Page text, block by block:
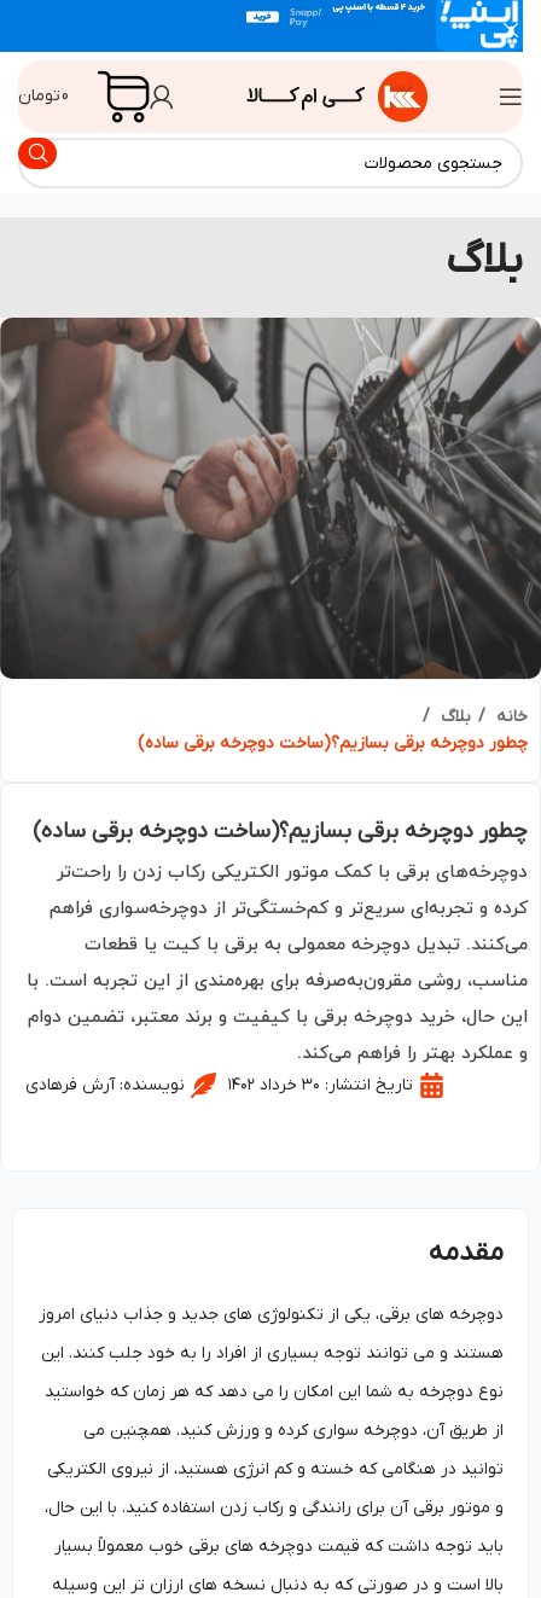
تومان
بلاگ
دوچرخه برقی بسازیم؟(ساخت دوچرخه برقی ساده)
دوچرخه برقی بسازیم؟(ساخت دوچرخه برقی ساده)
برقی با کمک موتور الکتریکی رکاب زدن را راحت‌تر
و تجربه‌ای سریع‌تر و کم‌خستگی‌تر از دوچرخه‌سواری فراهم
تبدیل دوچرخه معمولی به برقی با کیت یا قطعات
روشی مقرون‌به‌صرفه برای بهره‌مندی از این تجربه است. با
حال، خرید دوچرخه برقی با کیفیت و برند معتبر، تضمین دوام
بهتر را فراهم می‌کند.
تاریخ انتشار: ۳۰ خرداد ۱۴۰۲ نویسنده:آرش فرهادی
مقدمه
دوچرخه‌ های برقی، یکی از تکنولوژی ‌های جدید و جذاب دنیای امروز
هستند و می‌ توانند توجه بسیاری از افراد را به خود جلب کنند. این
نوع دوچرخه به شما این امکان را می‌ دهد که هر زمان که خواستید
از طریق آن، دوچرخه ‌سواری کرده و ورزش کنید. همچنین می
توانید در هنگامی که خسته و کم انرژی هستید، از نیروی الکتریکی
و موتور برقی آن برای رانندگی و رکاب زدن استفاده کنید. با این حال،
باید توجه داشت که قیمت دوچرخه‌ های برقی خوب معمولاً بسیار
بالا است و در صورتی که به دنبال نسخه ‌های ارزان تر این وسیله